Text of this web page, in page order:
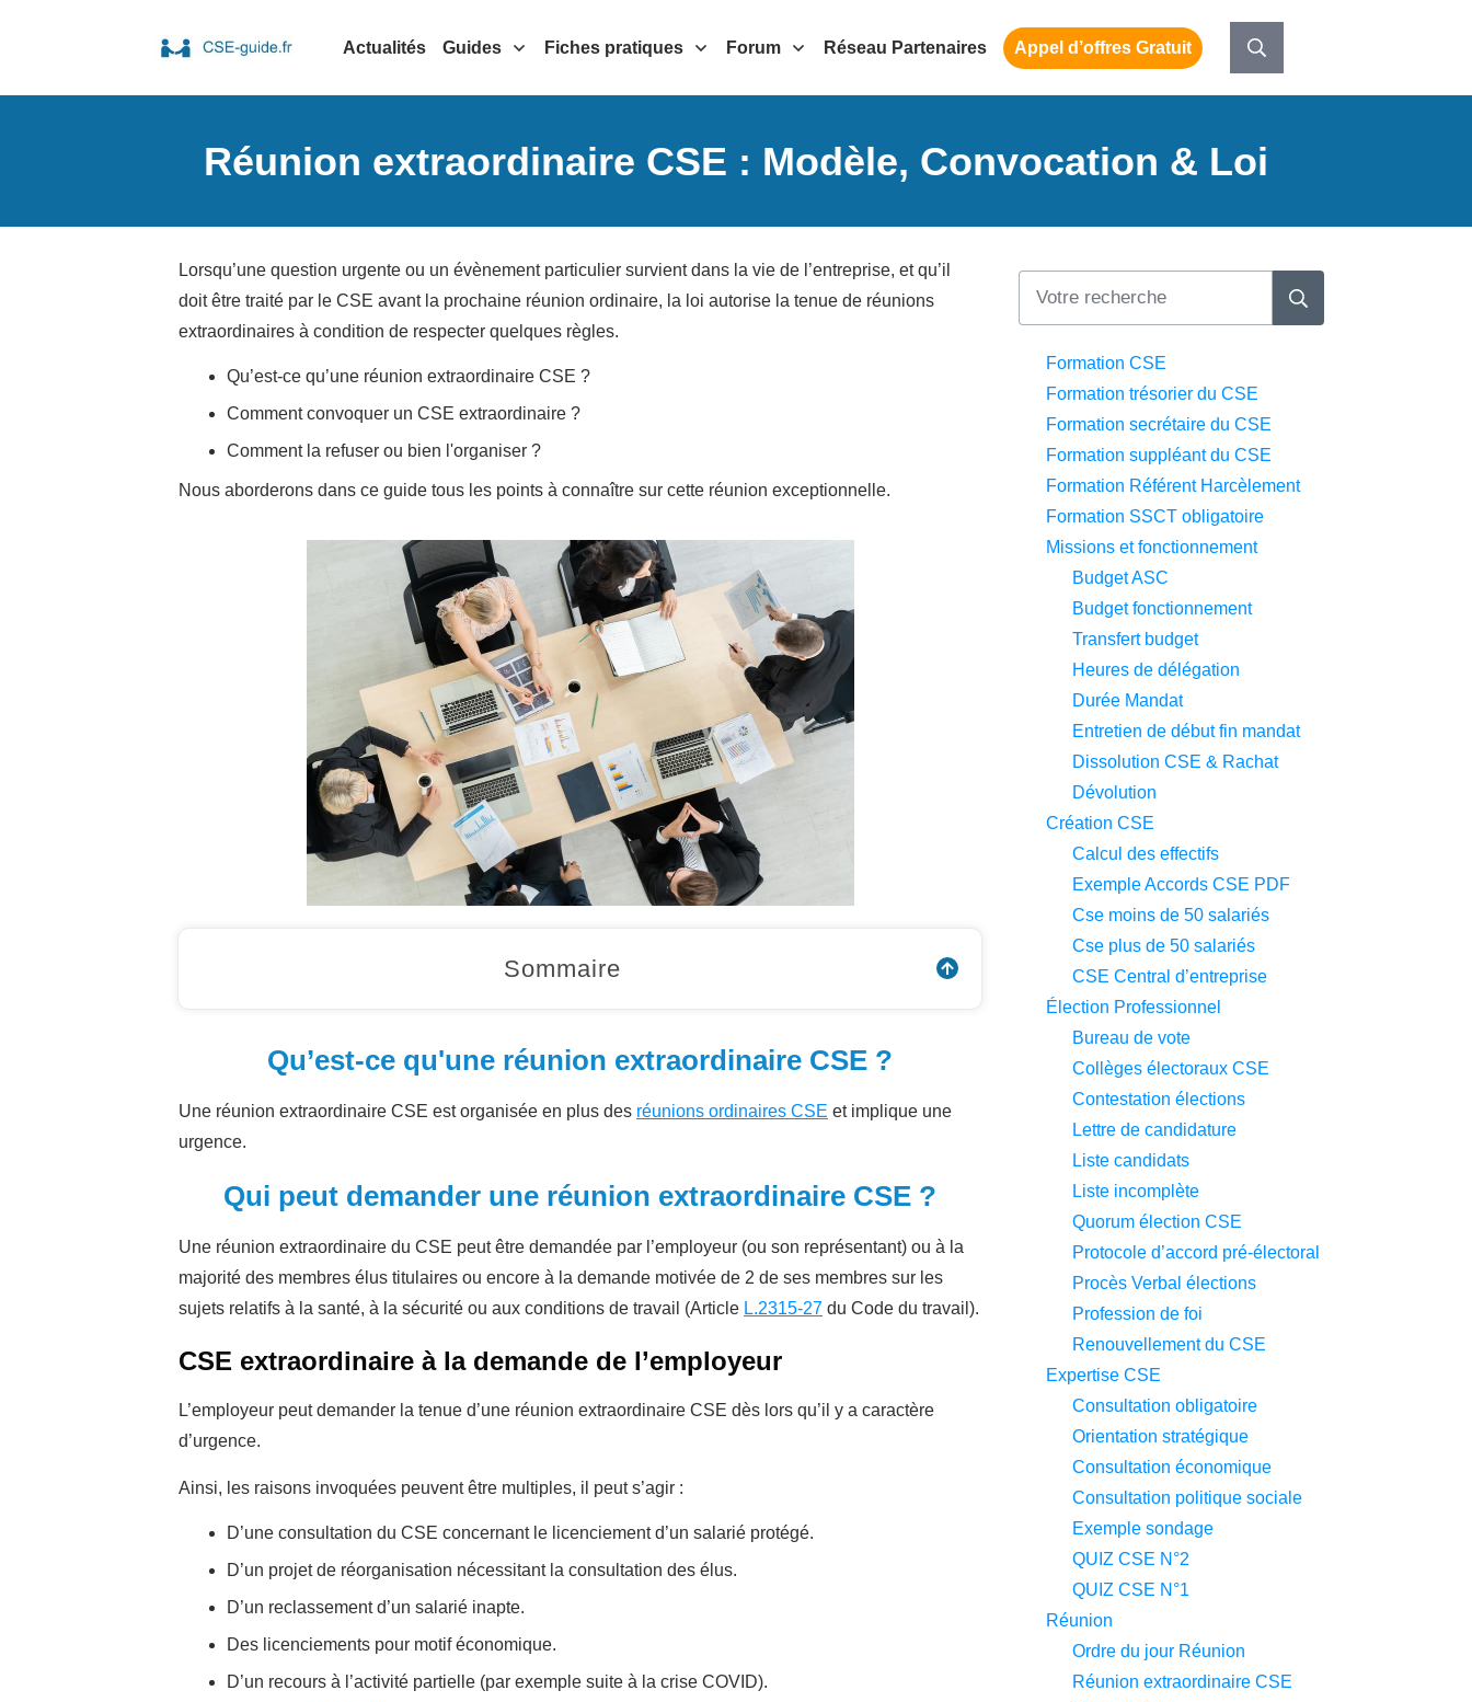
Actualités Guides Fiches pratiques Forum Réseau Partenaires Appel d’offres Gratuit
Réunion extraordinaire CSE : Modèle, Convocation & Loi
Lorsqu’une question urgente ou un évènement particulier survient dans la vie de l’entreprise, et qu’il
doit être traité par le CSE avant la prochaine réunion ordinaire, la loi autorise la tenue de réunions
extraordinaires à condition de respecter quelques règles.
Qu’est-ce qu’une réunion extraordinaire CSE ?
Comment convoquer un CSE extraordinaire ?
Comment la refuser ou bien l'organiser ?
Nous aborderons dans ce guide tous les points à connaître sur cette réunion exceptionnelle.
Sommaire
Qu’est-ce qu'une réunion extraordinaire CSE ?
Une réunion extraordinaire CSE est organisée en plus des réunions ordinaires CSE et implique une
urgence.
Qui peut demander une réunion extraordinaire CSE ?
Une réunion extraordinaire du CSE peut être demandée par l’employeur (ou son représentant) ou à la
majorité des membres élus titulaires ou encore à la demande motivée de 2 de ses membres sur les
sujets relatifs à la santé, à la sécurité ou aux conditions de travail (Article L.2315-27 du Code du travail).
CSE extraordinaire à la demande de l’employeur
L’employeur peut demander la tenue d’une réunion extraordinaire CSE dès lors qu’il y a caractère
d’urgence.
Ainsi, les raisons invoquées peuvent être multiples, il peut s’agir :
D’une consultation du CSE concernant le licenciement d’un salarié protégé.
D’un projet de réorganisation nécessitant la consultation des élus.
D’un reclassement d’un salarié inapte.
Des licenciements pour motif économique.
D’un recours à l’activité partielle (par exemple suite à la crise COVID).
Formation CSE
Formation trésorier du CSE
Formation secrétaire du CSE
Formation suppléant du CSE
Formation Référent Harcèlement
Formation SSCT obligatoire
Missions et fonctionnement
Budget ASC
Budget fonctionnement
Transfert budget
Heures de délégation
Durée Mandat
Entretien de début fin mandat
Dissolution CSE & Rachat
Dévolution
Création CSE
Calcul des effectifs
Exemple Accords CSE PDF
Cse moins de 50 salariés
Cse plus de 50 salariés
CSE Central d’entreprise
Élection Professionnel
Bureau de vote
Collèges électoraux CSE
Contestation élections
Lettre de candidature
Liste candidats
Liste incomplète
Quorum élection CSE
Protocole d’accord pré-électoral
Procès Verbal élections
Profession de foi
Renouvellement du CSE
Expertise CSE
Consultation obligatoire
Orientation stratégique
Consultation économique
Consultation politique sociale
Exemple sondage
QUIZ CSE N°2
QUIZ CSE N°1
Réunion
Ordre du jour Réunion
Réunion extraordinaire CSE